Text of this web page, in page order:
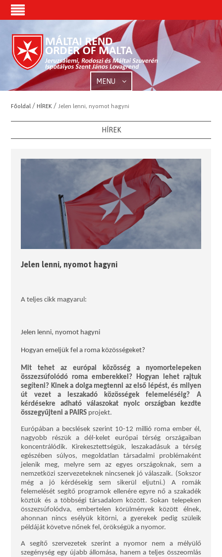
MENU
Főoldal /HÍREK / Jelen lenni, nyomot hagyni
HÍREK
Jelen lenni, nyomot hagyni
A teljes cikk magyarul:
Jelen lenni, nyomot hagyni
Hogyan emeljük fel a roma közösségeket?
Mit tehet az európai közösség a nyomortelepeken
összezsúfolódó roma emberekkel? Hogyan lehet rajtuk
segíteni? Kinek a dolga megtenni az első lépést, és milyen
út vezet a leszakadó közösségek felemeléséig? A
kérdésekre adható válaszokat nyolc országban kezdte
összegyűjteni a PAIRS projekt.
Európában a becslések szerint 10-12 millió roma ember él,
nagyobb részük a dél-kelet európai térség országaiban
koncentrálódik. Kirekesztettségük, leszakadásuk a térség
egészében súlyos, megoldatlan társadalmi problémaként
jelenik meg, melyre sem az egyes országoknak, sem a
nemzetközi szervezeteknek nincsenek jó válaszaik. (Sokszor
még a jó kérdésekig sem sikerül eljutni.) A romák
felemelését segítő programok ellenére egyre nő a szakadék
köztük és a többségi társadalom között. Sokan telepeken
összezsúfolódva, embertelen körülmények között élnek,
ahonnan nincs esélyük kitörni, a gyerekek pedig szüleik
példáját követve nőnek fel, örökségük a nyomor.
A segítő szervezetek szerint a nyomor nem a mélyülő
szegénység egy újabb állomása, hanem a teljes összeomlás